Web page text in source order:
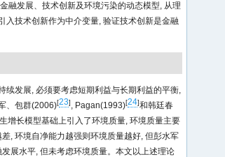
融发展、技术创新及环境污染的动态模型, 从理
技术创新作为中介变量, 验证技术创新是金融
续发展, 必须要考虑短期利益与长期利益的平衡,
、包群(2006)[23], Pagan(1993)[24]和韩廷春
增长模型基础上引入了环境质量, 环境质量主要
, 环境自净能力越强则环境质量越好, 但彭水军
展水平, 但未考虑环境质量。本文以上述理论